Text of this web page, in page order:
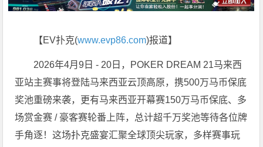
【EV扑克(www.evp86.com)报道】
2026年4月9日 - 20日，POKER DREAM 21马来西
亚站主赛事将登陆马来西亚云顶高原，携500万马币保底
奖池重磅来袭，更有马来西亚开幕赛150万马币保底、多
场赏金赛 / 豪客赛轮番上阵，总计超千万奖池等待各位牌
手角逐！这场扑克盛宴汇聚全球顶尖玩家，多样赛事玩